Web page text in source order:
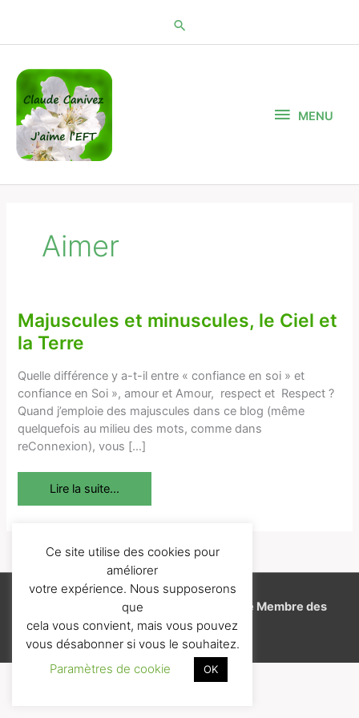
contenu
MENU
Aimer
Majuscules et minuscules, le Ciel et
la Terre
Quelle différence y a-t-il entre « confiance en soi » et
confiance en Soi », amour et Amour, respect et Respect ?
Quand j’emploie des majuscules dans ce blog (même
quelquefois au milieu des mots, comme dans
reConnexion), vous […]
Majuscules
et
minuscules,
le
Ciel
et
la
Terre
Lire la suite...
Copyright © 2026J'aime l'EFT
Espace Membre des
Formations
Ce site utilise des cookies pour
améliorer
votre expérience. Nous supposerons
que
cela vous convient, mais vous pouvez
vous désabonner si vous le souhaitez.
Paramètres de cookie
OK